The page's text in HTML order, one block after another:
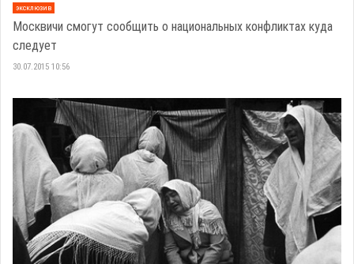
эксклюзив
Москвичи смогут сообщить о национальных конфликтах куда
следует
30.07.2015 10:56